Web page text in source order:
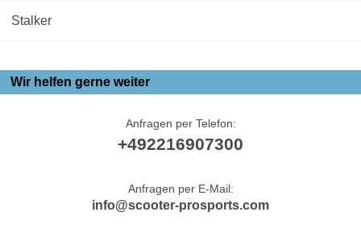
Stalker
Wir helfen gerne weiter
Anfragen per Telefon:
+492216907300
Anfragen per E-Mail:
info@scooter-prosports.com